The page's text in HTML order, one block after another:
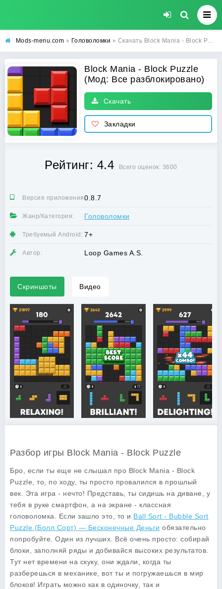
Mods-menu.com » Головоломки » Скачать Block Mania - Block Puzzle Взлом (Все разблокировано) на Андроид
Block Mania - Block Puzzle
(Мод: Все разблокировано)
Скачать
Закладки
Рейтинг: 4.4 Всего оценок: 3600
Версия приложения:0.8.7
Жанр/Категория: Головоломки
Требуемый Android: 7+
Автор: Loop Games A.S.
Скриншоты Видео
Разбор игры Block Mania - Block Puzzle
Бро, если ты еще не слышал про Block Mania - Block
Puzzle , то, по ходу, ты просто провалился в прошлый
век. Эта игра - нечто! Представь, ты сидишь на диване, у
тебя в руке смартфон, а на экране - классная
головоломка. Если зашло это, то и Ball Sort - Bubble Sort
Puzzle (Болл Сорт) — Бесконечные Деньги обязательно
попробуйте. Один из лучших. Всё очень просто: собирай
блоки, заполняй ряды и добивайся высоких результатов.
Тут нет времени на скуку, они ждали, когда ты
разберешься в механике, вот ты и погружаешься в мир
блоков! Играть можно как в одиночку, так и